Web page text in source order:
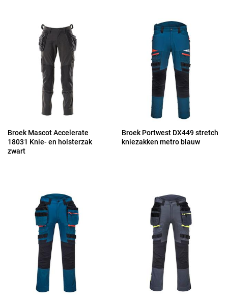
Broek Mascot Accelerate
18031 Knie- en holsterzak
zwart
Broek Portwest DX449 stretch
kniezakken metro blauw